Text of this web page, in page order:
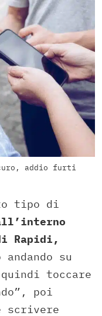
addio furti
tipo di
Rapidi,
su
toccare
poi
scrivere